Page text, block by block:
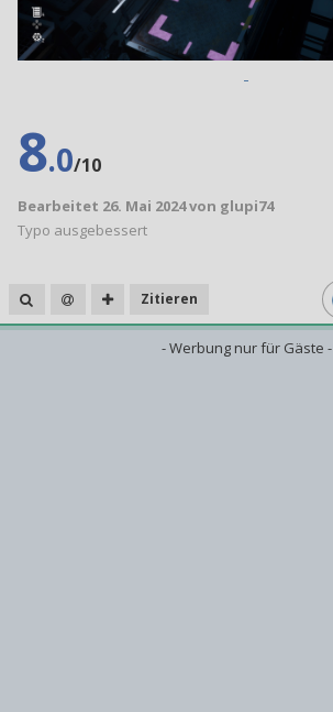
8.0/10
Bearbeitet 26. Mai 2024von glupi74
Typo ausgebessert
Zitieren
- Werbung nur für Gäste -